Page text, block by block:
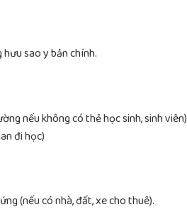
sao y bản chính.
nếu không có thẻ học sinh, sinh viên)
đi học)
(nếu có nhà, đất, xe cho thuê).